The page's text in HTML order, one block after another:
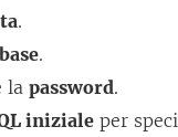
.
.
lapassword.
iniziale per